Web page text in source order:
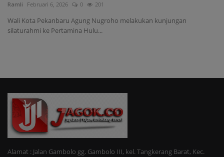
Ramli Februari 6, 2026 0 201
Wali Kota Pekanbaru Agung Nugroho melakukan kunjungan
silaturahmi ke Pertamina Hulu...
Alamat : Jalan Gambolo gg. Gambolo III, kel. Tangkerang Barat, Kec.